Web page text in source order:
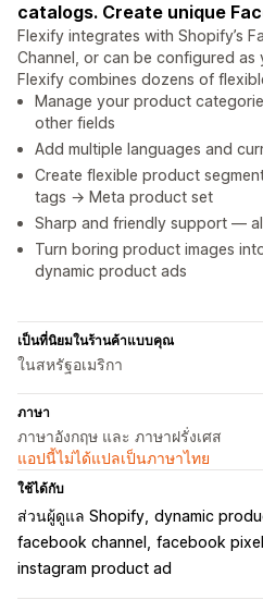
catalogs. Create unique
Flexify integrates with Shopify’s
Channel, or can be configured as
Flexify combines dozens of
Manage your product
other fields
Add multiple languages and
Create flexible product
tags → Meta product set
Sharp and friendly support —
Turn boring product images
dynamic product ads
เป็นที่นิยมในร้านค้าแบบคุณ
ในสหรัฐอเมริกา
ภาษา
ภาษาอังกฤษ และ ภาษาฝรั่งเศส
แอปนี้ไม่ได้แปลเป็นภาษาไทย
ใช้ได้กับ
ส่วนผู้ดูแล Shopify dynamic
facebook channel
facebook pixel
instagram product ad